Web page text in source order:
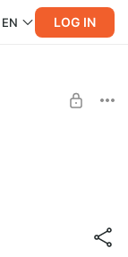
EN LOG IN
игру по